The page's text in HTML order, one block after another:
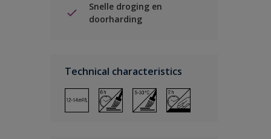
Snelle droging en
doorharding
Technical characteristics